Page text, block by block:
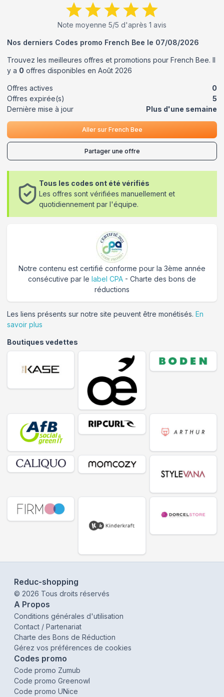
Note moyenne 5/5 d'après 1 avis
Nos derniers Codes promo French Bee le 07/08/2026
Trouvez les meilleures offres et promotions pour French Bee. Il
y a 0 offres disponibles en Août 2026
Offres actives
0
Offres expirée(s)
5
Dernière mise à jour
Plus d'une semaine
Aller sur French Bee
Partager une offre
Tous les codes ont été vérifiés
Les offres sont vérifiées manuellement et
quotidiennement par l'équipe.
Notre contenu est certifié conforme pour la 3ème année
consécutive par le label CPA - Charte des bons de
réductions
Les liens présents sur notre site peuvent être monétisés. En
savoir plus
Boutiques vedettes
Reduc-shopping
© 2026 Tous droits réservés
A Propos
Conditions générales d'utilisation
Contact / Partenariat
Charte des Bons de Réduction
Gérez vos préférences de cookies
Codes promo
Code promo Zumub
Code promo Greenowl
Code promo UNice